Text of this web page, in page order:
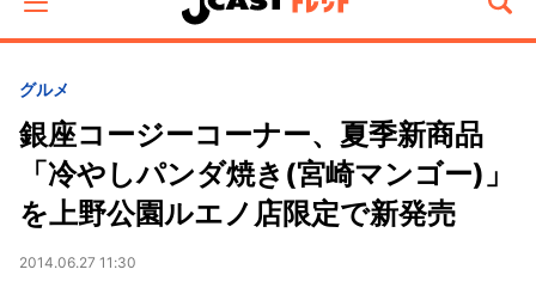
グルメ
銀座コージーコーナー、夏季新商品
「冷やしパンダ焼き(宮崎マンゴー)」
を上野公園ルエノ店限定で新発売
2014.06.27 11:30